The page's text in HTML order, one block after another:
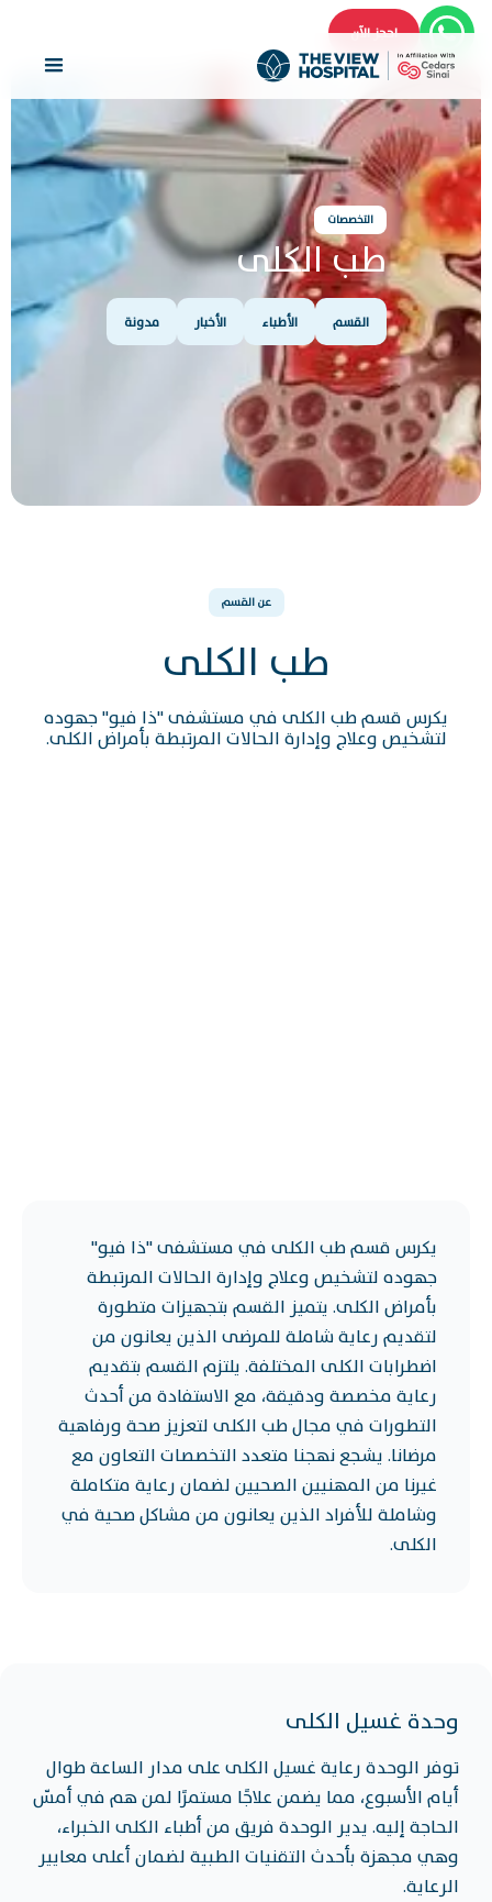
احجز الآن
التخصصات
طب الكلى
القسم الأطباء الأخبار مدونة
عن القسم
طب الكلى
يكرس قسم طب الكلى في مستشفى "ذا فيو" جهوده
لتشخيص وعلاج وإدارة الحالات المرتبطة بأمراض الكلى.
يكرس قسم طب الكلى في مستشفى "ذا فيو"
جهوده لتشخيص وعلاج وإدارة الحالات المرتبطة
بأمراض الكلى. يتميز القسم بتجهيزات متطورة
لتقديم رعاية شاملة للمرضى الذين يعانون من
اضطرابات الكلى المختلفة. يلتزم القسم بتقديم
رعاية مخصصة ودقيقة، مع الاستفادة من أحدث
التطورات في مجال طب الكلى لتعزيز صحة ورفاهية
مرضانا. يشجع نهجنا متعدد التخصصات التعاون مع
غيرنا من المهنيين الصحيين لضمان رعاية متكاملة
وشاملة للأفراد الذين يعانون من مشاكل صحية في
الكلى.
وحدة غسيل الكلى
توفر الوحدة رعاية غسيل الكلى على مدار الساعة طوال
أيام الأسبوع، مما يضمن علاجًا مستمرًا لمن هم في أمسّ
الحاجة إليه. يدير الوحدة فريق من أطباء الكلى الخبراء،
وهي مجهزة بأحدث التقنيات الطبية لضمان أعلى معايير
الرعاية.